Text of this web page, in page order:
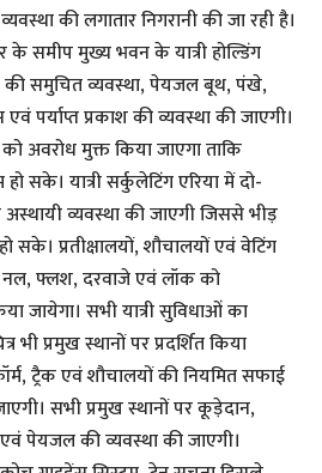
की लगातार निगरानी की जा रही है।
के समीप मुख्य भवन के यात्री होल्डिंग
की समुचित व्यवस्था, पेयजल बूथ, पंखे,
एवं पर्याप्त प्रकाश की व्यवस्था की जाएगी।
अवरोध मुक्त किया जाएगा ताकि
सके। यात्री सर्कुलेटिंग एरिया में दो-
अस्थायी व्यवस्था की जाएगी जिससे भीड़
सके। प्रतीक्षालयों, शौचालयों एवं वेटिंग
नल, फ्लश, दरवाजे एवं लॉक को
जायेगा। सभी यात्री सुविधाओं का
भी प्रमुख स्थानों पर प्रदर्शित किया
ट्रैक एवं शौचालयों की नियमित सफाई
सभी प्रमुख स्थानों पर कूड़ेदान,
एवं पेयजल की व्यवस्था की जाएगी।